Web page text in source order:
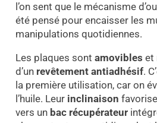
l’on sent que le mécanisme
été pensé pour encaisser les
manipulations quotidiennes.
Les plaques sont amovibles et
d’un revêtement antiadhésif.
la première utilisation, car on
l’huile. Leur inclinaison
vers un bac récupérateur